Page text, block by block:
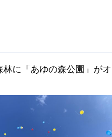
に「あゆの森公園」が